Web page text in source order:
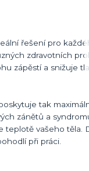
řešení pro
zdravotních
zápěstí a snižuje
tak
zánětů a
vašeho
při práci.